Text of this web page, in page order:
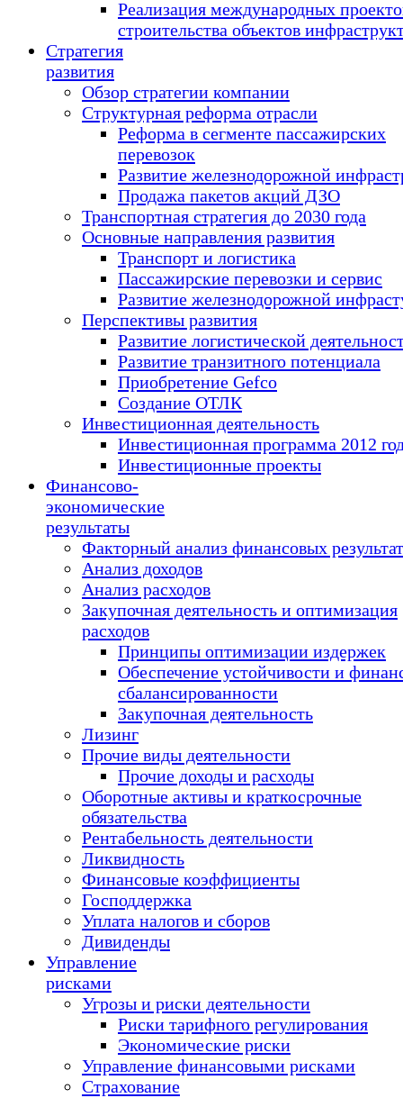
Реализация международных
строительства объектов
Стратегия
развития
Обзор стратегии компании
Структурная реформа отрасли
Реформа в сегменте пассажирских
перевозок
Развитие железнодорожной
Продажа пакетов акций ДЗО
Транспортная стратегия до 2030 года
Основные направления развития
Транспорт и логистика
Пассажирские перевозки и сервис
Развитие железнодорожной
Перспективы развития
Развитие логистической
Развитие транзитного потенциала
Приобретение Gefco
Создание ОТЛК
Инвестиционная деятельность
Инвестиционная программа 2012
Инвестиционные проекты
Финансово-
экономические
результаты
Факторный анализ финансовых
Анализ доходов
Анализ расходов
Закупочная деятельность и оптимизация
расходов
Принципы оптимизации издержек
Обеспечение устойчивости и
сбалансированности
Закупочная деятельность
Лизинг
Прочие виды деятельности
Прочие доходы и расходы
Оборотные активы и краткосрочные
обязательства
Рентабельность деятельности
Ликвидность
Финансовые коэффициенты
Господдержка
Уплата налогов и сборов
Дивиденды
Управление
рисками
Угрозы и риски деятельности
Риски тарифного регулирования
Экономические риски
Управление финансовыми рисками
Страхование